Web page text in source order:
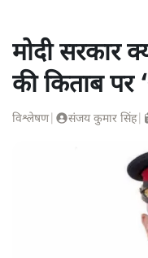
मोदी सरकार
की किताब पर
विश्लेषण| संजय कुमार सिंह|